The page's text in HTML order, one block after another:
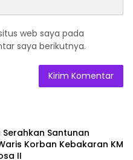
web saya pada
saya berikutnya.
Santunan
Korban Kebakaran KM
II